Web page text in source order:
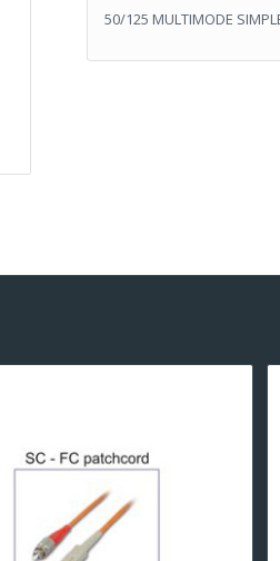
50/125 MULTIMODE